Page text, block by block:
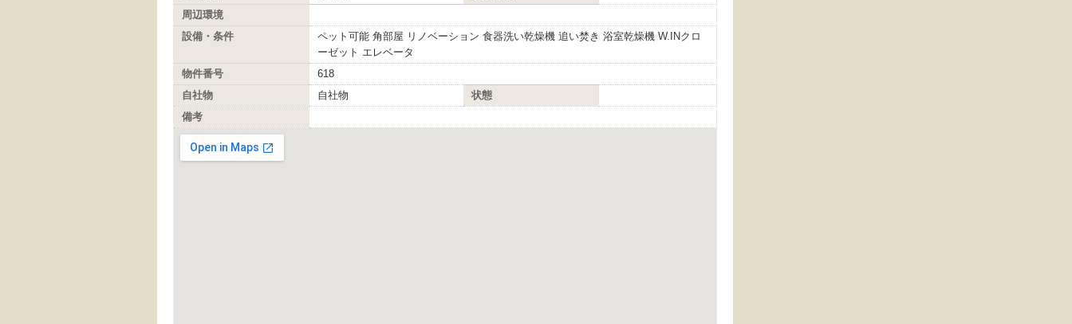
周辺環境
設備・条件
ペット可能 角部屋 リノベーション 食器洗い乾燥機 追い焚き 浴室乾燥機 W.INクロ
ーゼット エレベータ
物件番号
618
自社物
自社物
状態
備考